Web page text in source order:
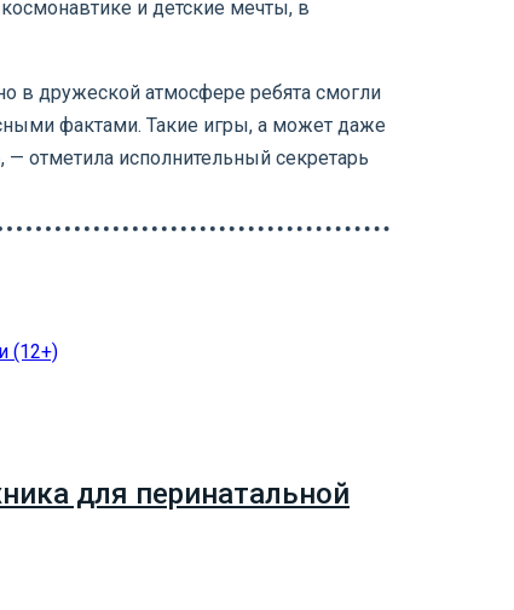
и детские мечты, в
в дружеской атмосфере ребята смогли
фактами. Такие игры, а может даже
отметила исполнительный секретарь
для перинатальной